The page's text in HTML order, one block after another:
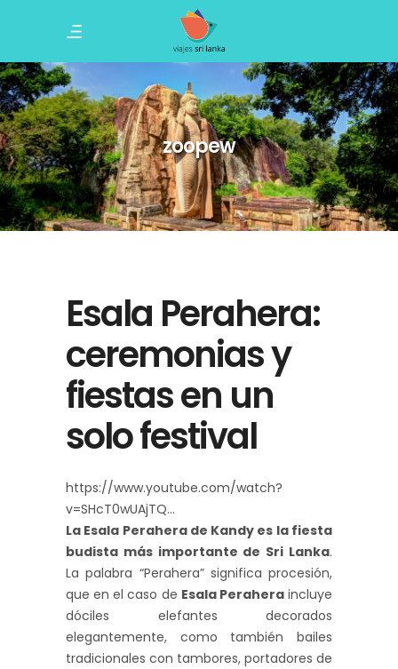
zoopew
Esala Perahera:
ceremonias y
fiestas en un
solo festival
https://www.youtube.com/watch?
v=SHcT0wUAjTQ
La Esala Perahera de Kandy es la fiesta
budista más importante de Sri Lanka.
La palabra “Perahera” significa procesión,
que en el caso de Esala Peraheraincluye
dóciles elefantes decorados
elegantemente, como también bailes
tradicionales con tambores, portadores de